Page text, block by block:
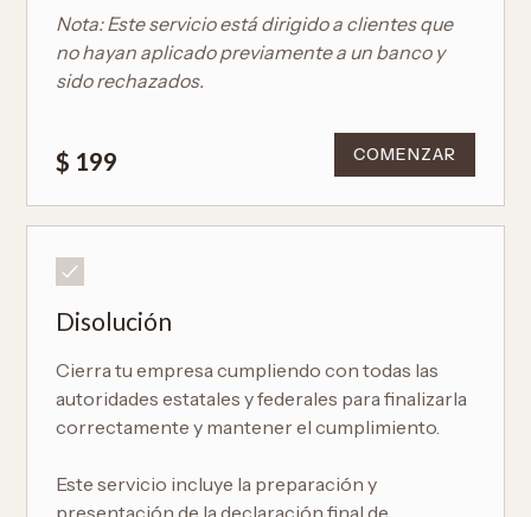
Nota: Este servicio está dirigido a clientes que
no hayan aplicado previamente a un banco y
sido rechazados.
$ 199 COMENZAR
Disolución
Cierra tu empresa cumpliendo con todas las
autoridades estatales y federales para finalizarla
correctamente y mantener el cumplimiento.
Este servicio incluye la preparación y
presentación de la declaración final de